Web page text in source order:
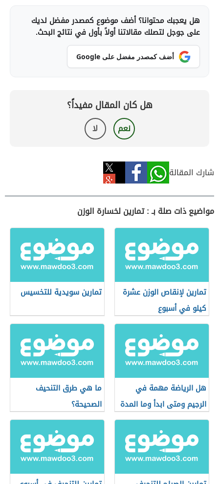
هل يعجبك محتوانا؟ أضف موضوع كمصدر مفضل لديك
على جوجل لتصلك مقالاتنا أولاً بأول في نتائج البحث.
أضف كمصدر مفضل على Google
هل كان المقال مفيداً؟
نعم لا
شارك المقالة
مواضيع ذات صلة بـ : تمارين لخسارة الوزن
تمارين لإنقاص الوزن عشرة
كيلو في أسبوع
تمارين سويدية للتخسيس
هل الرياضة مهمة في
الرجيم ومتى ابدأ وما المدة
ما هي طرق التنحيف
الصحيحة؟